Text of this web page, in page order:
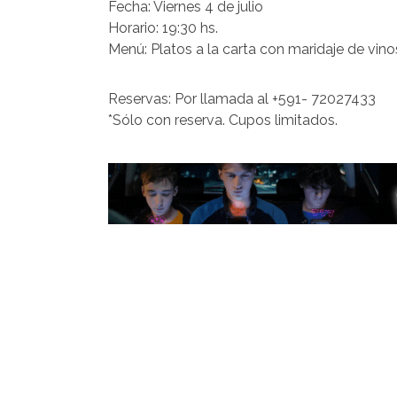
Fecha: Viernes 4 de julio
Horario: 19:30 hs.
Menú: Platos a la carta con maridaje de
Reservas: Por llamada al +591- 72027433
*Sólo con reserva. Cupos limitados.